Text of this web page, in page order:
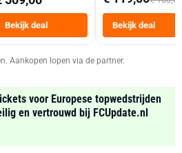
Bekijk deal
Tot 6 Personen
Heteluchtfriteuse
Zwart
Bekijk deal
Aankopen lopen via de partner.
voor Europese topwedstrijden
en vertrouwd bij FCUpdate.nl